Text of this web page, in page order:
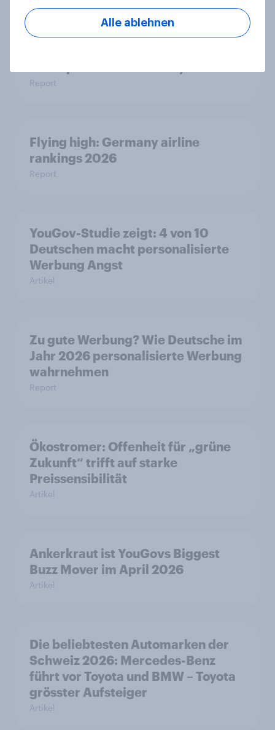
Report
Flying high: Germany airline
rankings 2026
Report
YouGov-Studie zeigt: 4 von 10
Deutschen macht personalisierte
Werbung Angst
Artikel
Zu gute Werbung? Wie Deutsche im
Jahr 2026 personalisierte Werbung
wahrnehmen
Report
Ökostromer: Offenheit für „grüne
Zukunft“ trifft auf starke
Preissensibilität
Artikel
Ankerkraut ist YouGovs Biggest
Buzz Mover im April 2026
Artikel
Die beliebtesten Automarken der
Schweiz 2026: Mercedes-Benz
führt vor Toyota und BMW – Toyota
grösster Aufsteiger
Artikel
Alle ablehnen